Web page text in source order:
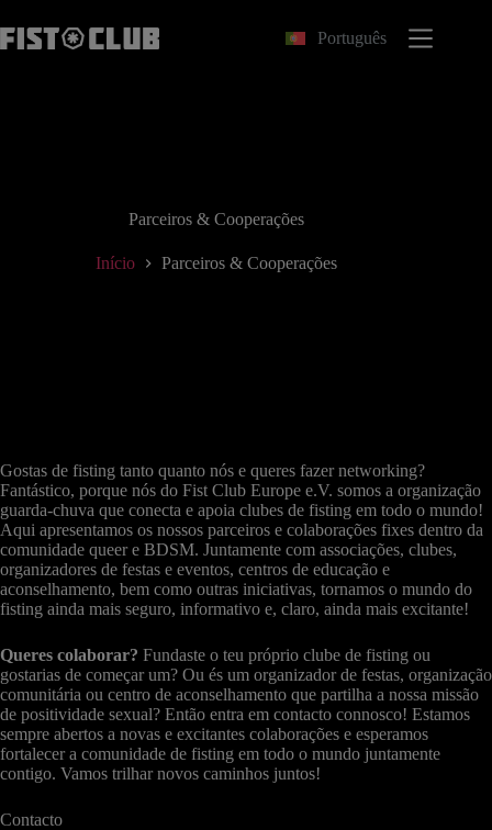
para
o
Português
Parceiros & Cooperações
Início Parceiros & Cooperações
Gostas de fisting tanto quanto nós e queres fazer networking?
Fantástico, porque nós do Fist Club Europe e.V. somos a organização
guarda-chuva que conecta e apoia clubes de fisting em todo o mundo!
Aqui apresentamos os nossos parceiros e colaborações fixes dentro da
comunidade queer e BDSM. Juntamente com associações, clubes,
organizadores de festas e eventos, centros de educação e
aconselhamento, bem como outras iniciativas, tornamos o mundo do
fisting ainda mais seguro, informativo e, claro, ainda mais excitante!
Queres colaborar? Fundaste o teu próprio clube de fisting ou
gostarias de começar um? Ou és um organizador de festas, organização
comunitária ou centro de aconselhamento que partilha a nossa missão
de positividade sexual? Então entra em contacto connosco! Estamos
sempre abertos a novas e excitantes colaborações e esperamos
fortalecer a comunidade de fisting em todo o mundo juntamente
contigo. Vamos trilhar novos caminhos juntos!
Contacto